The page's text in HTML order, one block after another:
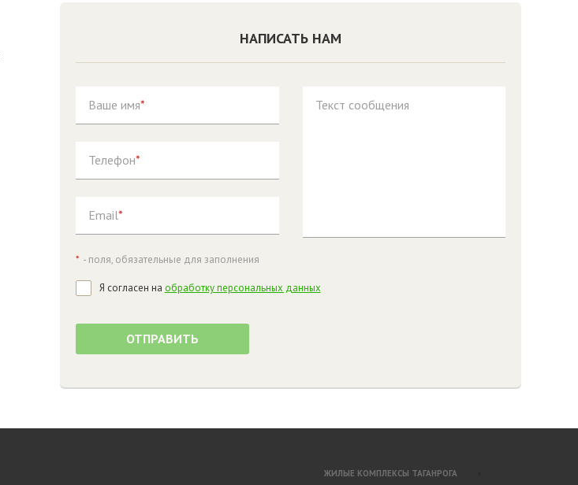
НАПИСАТЬ НАМ
Ваше имя*
Телефон*
Email*
Текст сообщения
* - поля, обязательные для заполнения
Я согласен на обработку персональных данных
ОТПРАВИТЬ
ЖИЛЫЕ КОМПЛЕКСЫ ТАГАНРОГА